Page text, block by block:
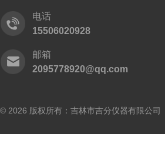
电话
15506020928
邮箱
2095778920@qq.com
© 2026 版权所有：吉林市吉分仪器有限公司